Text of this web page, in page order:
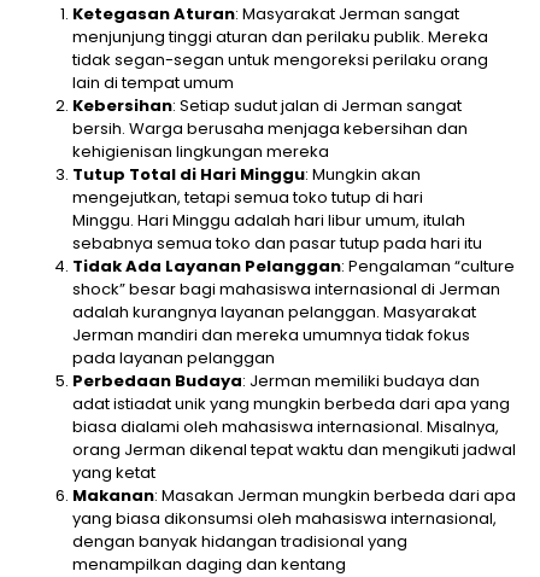
Ketegasan Aturan: Masyarakat Jerman sangat
menjunjung tinggi aturan dan perilaku publik. Mereka
tidak segan-segan untuk mengoreksi perilaku orang
lain di tempat umum
Kebersihan: Setiap sudut jalan di Jerman sangat
bersih. Warga berusaha menjaga kebersihan dan
kehigienisan lingkungan mereka
Tutup Total di Hari Minggu: Mungkin akan
mengejutkan, tetapi semua toko tutup di hari
Minggu. Hari Minggu adalah hari libur umum, itulah
sebabnya semua toko dan pasar tutup pada hari itu
Tidak Ada Layanan Pelanggan: Pengalaman “culture
shock” besar bagi mahasiswa internasional di Jerman
adalah kurangnya layanan pelanggan. Masyarakat
Jerman mandiri dan mereka umumnya tidak fokus
pada layanan pelanggan
Perbedaan Budaya: Jerman memiliki budaya dan
adat istiadat unik yang mungkin berbeda dari apa yang
biasa dialami oleh mahasiswa internasional. Misalnya,
orang Jerman dikenal tepat waktu dan mengikuti jadwal
yang ketat
Makanan: Masakan Jerman mungkin berbeda dari apa
yang biasa dikonsumsi oleh mahasiswa internasional,
dengan banyak hidangan tradisional yang
menampilkan daging dan kentang